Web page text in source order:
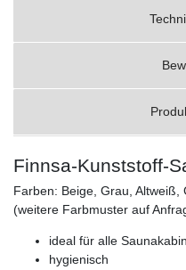
Finnsa-Kunststoff-
Farben: Beige, Grau, Altweiß,
(weitere Farbmuster auf
ideal für alle
hygienisch